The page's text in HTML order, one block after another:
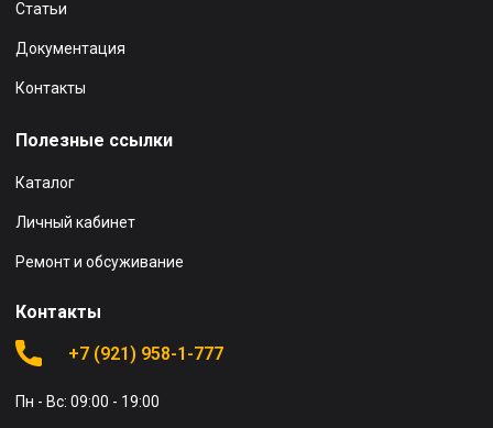
Статьи
Документация
Контакты
Полезные ссылки
Каталог
Личный кабинет
Ремонт и обсуживание
Контакты
+7 (921) 958-1-777
Пн - Вс: 09:00 - 19:00